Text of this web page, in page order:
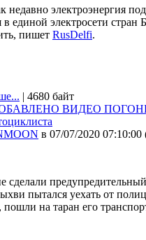
недавно электроэнергия
в единой электросети
пишет RusDelfi.
| 4680 байт
ВИДЕО ПОГОНИ.
в 07/07/2020 07:10:00
сделали
пытался уехать от
на таран его